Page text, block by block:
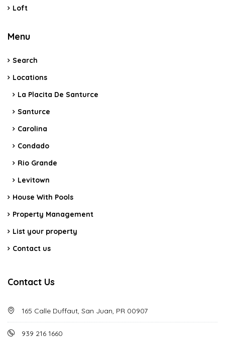
Loft
Menu
Search
Locations
La Placita De Santurce
Santurce
Carolina
Condado
Rio Grande
Levitown
House With Pools
Property Management
List your property
Contact us
Contact Us
165 Calle Duffaut, San Juan, PR 00907
939 216 1660